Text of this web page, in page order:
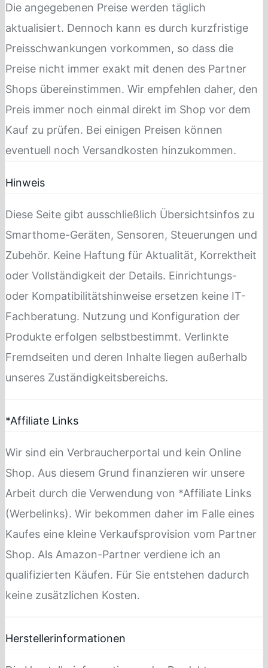
Die angegebenen Preise werden täglich
aktualisiert. Dennoch kann es durch kurzfristige
Preisschwankungen vorkommen, so dass die
Preise nicht immer exakt mit denen des Partner
Shops übereinstimmen. Wir empfehlen daher, den
Preis immer noch einmal direkt im Shop vor dem
Kauf zu prüfen. Bei einigen Preisen können
eventuell noch Versandkosten hinzukommen.
Hinweis
Diese Seite gibt ausschließlich Übersichtsinfos zu
Smarthome-Geräten, Sensoren, Steuerungen und
Zubehör. Keine Haftung für Aktualität, Korrektheit
oder Vollständigkeit der Details. Einrichtungs-
oder Kompatibilitätshinweise ersetzen keine IT-
Fachberatung. Nutzung und Konfiguration der
Produkte erfolgen selbstbestimmt. Verlinkte
Fremdseiten und deren Inhalte liegen außerhalb
unseres Zuständigkeitsbereichs.
*Affiliate Links
Wir sind ein Verbraucherportal und kein Online
Shop. Aus diesem Grund finanzieren wir unsere
Arbeit durch die Verwendung von *Affiliate Links
(Werbelinks). Wir bekommen daher im Falle eines
Kaufes eine kleine Verkaufsprovision vom Partner
Shop. Als Amazon-Partner verdiene ich an
qualifizierten Käufen. Für Sie entstehen dadurch
keine zusätzlichen Kosten.
Herstellerinformationen